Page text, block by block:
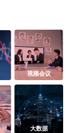
视频会议
大数据